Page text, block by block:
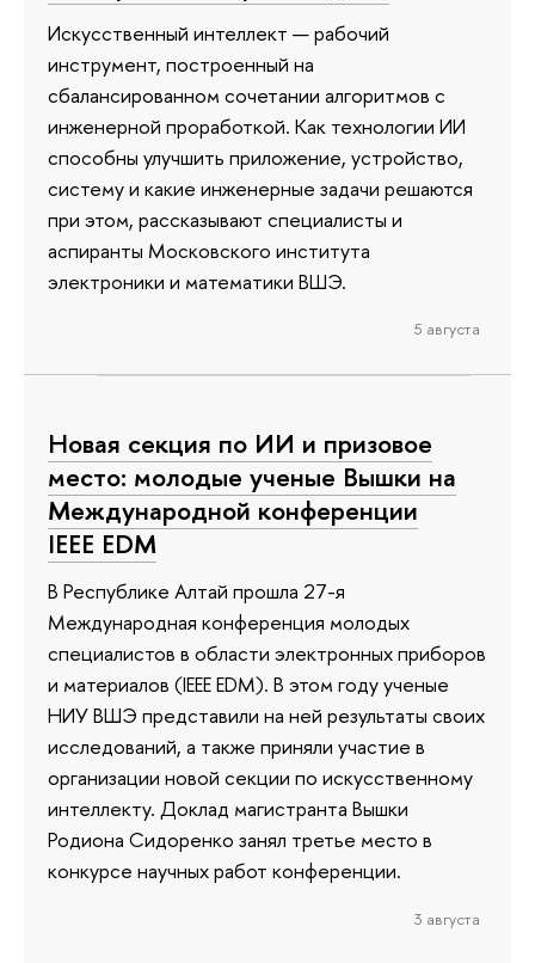
Искусственный интеллект — рабочий
инструмент, построенный на
сбалансированном сочетании алгоритмов с
инженерной проработкой. Как технологии ИИ
способны улучшить приложение, устройство,
систему и какие инженерные задачи решаются
при этом, рассказывают специалисты и
аспиранты Московского института
электроники и математики ВШЭ.
5 августа
Новая секция по ИИ и призовое
место: молодые ученые Вышки на
Международной конференции
IEEE EDM
В Республике Алтай прошла 27-я
Международная конференция молодых
специалистов в области электронных приборов
и материалов (IEEE EDM). В этом году ученые
НИУ ВШЭ представили на ней результаты своих
исследований, а также приняли участие в
организации новой секции по искусственному
интеллекту. Доклад магистранта Вышки
Родиона Сидоренко занял третье место в
конкурсе научных работ конференции.
3 августа